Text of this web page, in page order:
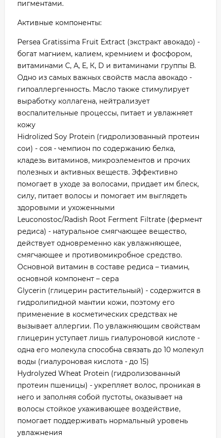
пигментами.
Активные компоненты:
Persea Gratissima Fruit Extract (экстракт авокадо) -
богат магнием, калием, кремнием и фосфором,
витаминами С, А, Е, К, D и витаминами группы В.
Одно из самых важных свойств масла авокадо -
гипоаллергенность. Масло также стимулирует
выработку коллагена, нейтрализует
воспалительные процессы, питает и увлажняет
кожу
Hidrolized Soy Protein (гидролизованный протеин
сои) - соя - чемпион по содержанию белка,
кладезь витаминов, микроэлементов и прочих
полезных и активных веществ. Эффективно
помогает в уходе за волосами, придает им блеск,
силу, питает волосы и помогает им выглядеть
здоровыми и ухоженными
Leuconostoc/Radish Root Ferment Filtrate (фермент
редиса) - натуральное смягчающее вещество,
действует одновременно как увлажняющее,
смягчающее и противомикробное средство.
Основной витамин в составе редиса – тиамин,
основной компонент – сера
Glycerin (глицерин растительный) - содержится в
гидролипидной мантии кожи, поэтому его
применение в косметических средствах не
вызывает аллергии. По увлажняющим свойствам
глицерин уступает лишь гиалуроновой кислоте -
одна его молекула способна связать до 10 молекул
воды (гиалуроновая кислота - до 15)
Hydrolyzed Wheat Protein (гидролизованный
протеин пшеницы) - укрепляет волос, проникая в
него и заполняя собой пустоты, оказывает на
волосы стойкое ухаживающее воздействие,
помогает поддерживать нормальный уровень
увлажнения